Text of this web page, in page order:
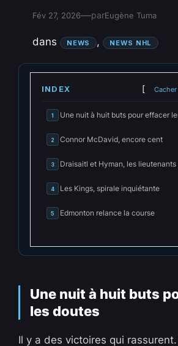
Fév 27, 2026—parEugène Tuma
dans NEWS , NEWS NHL
INDEX
1 Une nuit à huit buts pour effacer
2 Connor McDavid, encore cent
3 Draisaitl et Hyman, les lieutenants
4 Les Kings, spirale inquiétante
5 Edmonton relance la course
Une nuit à huit buts
les doutes
Il y a des victoires qui